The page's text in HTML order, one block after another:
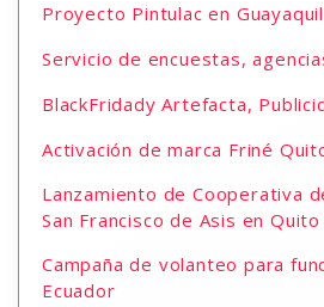
Proyecto Pintulac en Guayaquil
Servicio de encuestas,
BlackFridady Artefacta,
Activación de marca Friné
Lanzamiento de Cooperativa
San Francisco de Asis en Quito
Campaña de volanteo para
Ecuador